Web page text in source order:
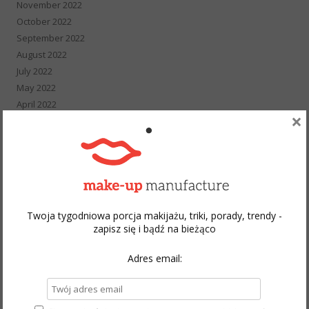
November 2022
October 2022
September 2022
August 2022
July 2022
May 2022
April 2022
September 2021
May 2021
April 2021
Twoja tygodniowa porcja makijażu, triki, porady, trendy -
zapisz się i bądź na bieżąco
Adres email:
×